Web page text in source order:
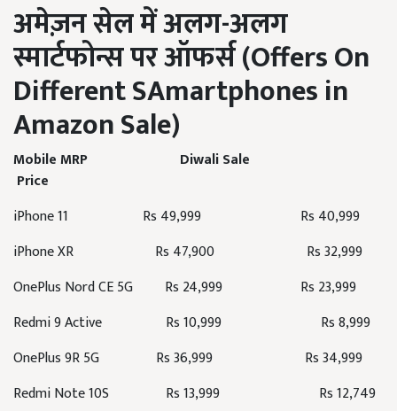
अमेज़न सेल में अलग-अलग
स्मार्टफोन्स पर ऑफर्स (Offers On
Different SAmartphones in
Amazon Sale)
Mobile MRP
Diwali Sale
Price
iPhone 11 Rs 49,999 Rs 40,999
iPhone XR Rs 47,900 Rs 32,999
OnePlus Nord CE 5G Rs 24,999 Rs 23,999
Redmi 9 Active Rs 10,999 Rs 8,999
OnePlus 9R 5G Rs 36,999 Rs 34,999
Redmi Note 10S Rs 13,999 Rs 12,749